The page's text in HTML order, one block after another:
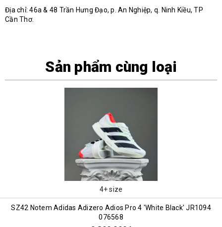
Địa chỉ: 46a & 48 Trần Hưng Đạo, p. An Nghiệp, q. Ninh Kiều, TP
Cần Thơ.
Sản phẩm cùng loại
4+ size
SZ42 Notem Adidas Adizero Adios Pro 4 'White Black' JR1094
076568